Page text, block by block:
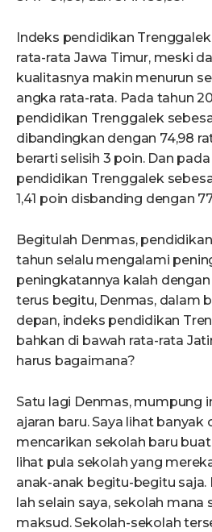
Indeks pendidikan
rata-rata Jawa Timur, meski
kualitasnya makin menurun
angka rata-rata. Pada tahun
pendidikan Trenggalek
dibandingkan dengan 74,98
berarti selisih 3 poin. Dan
pendidikan Trenggalek
1,41 poin disbanding dengan
Begitulah Denmas,
tahun selalu mengalami
peningkatannya kalah
terus begitu, Denmas, dalam
depan, indeks pendidikan
bahkan di bawah rata-rata
harus bagaimana?
Satu lagi Denmas, mumpung
ajaran baru. Saya lihat banyak
mencarikan sekolah baru
lihat pula sekolah yang
anak-anak begitu-begitu saja.
lah selain saya, sekolah mana
maksud. Sekolah-sekolah